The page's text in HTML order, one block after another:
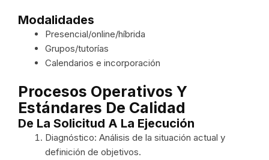
Modalidades
Presencial/online/híbrida
Grupos/tutorías
Calendarios e incorporación
Procesos Operativos Y
Estándares De Calidad
De La Solicitud A La Ejecución
Diagnóstico: Análisis de la situación actual y
definición de objetivos.